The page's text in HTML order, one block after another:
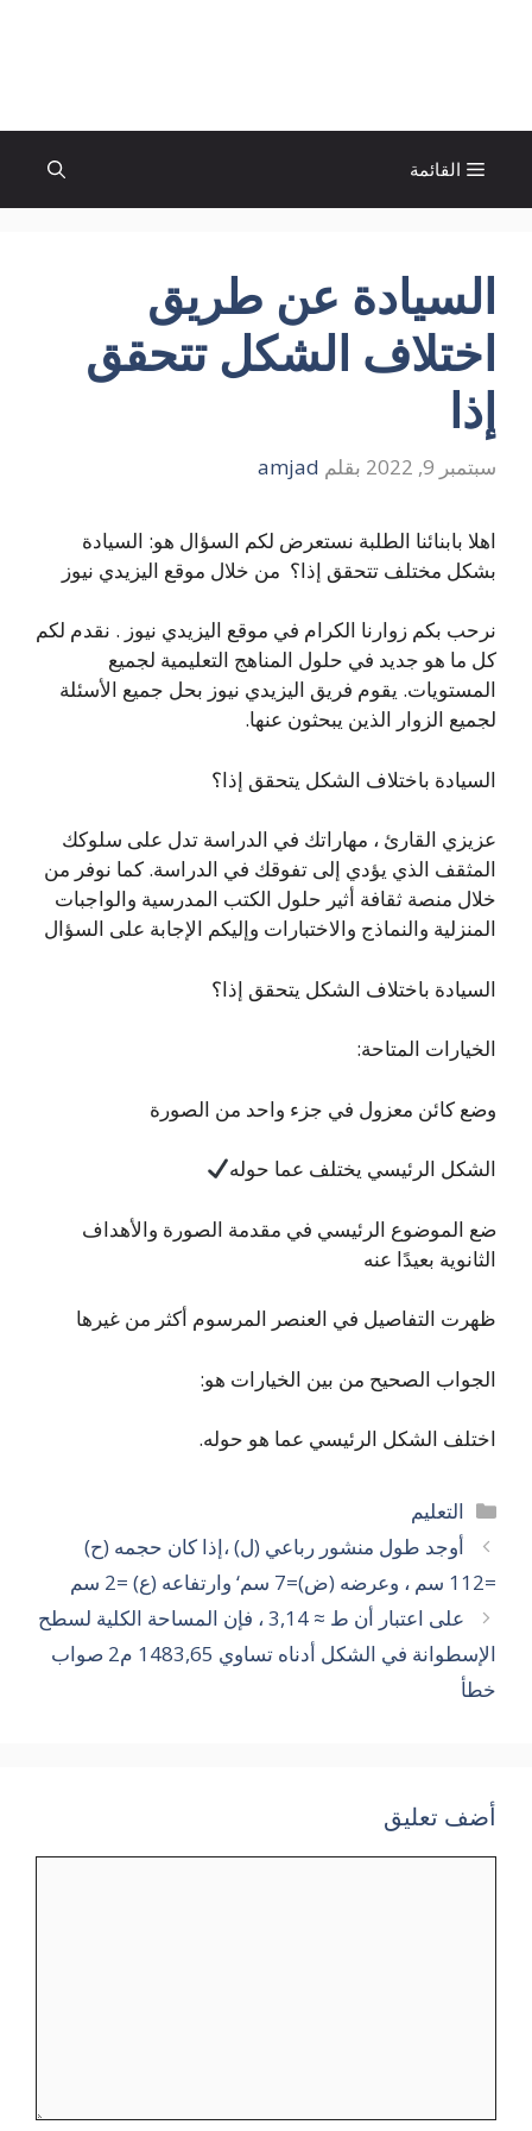
القائمة
السيادة عن طريق
اختلاف الشكل تتحقق
إذا
سبتمبر 9, 2022 بقلم amjad
اهلا بابنائنا الطلبة نستعرض لكم السؤال هو: السيادة
بشكل مختلف تتحقق إذا؟ من خلال موقع اليزيدي نيوز
نرحب بكم زوارنا الكرام في موقع اليزيدي نيوز . نقدم لكم
كل ما هو جديد في حلول المناهج التعليمية لجميع
المستويات. يقوم فريق اليزيدي نيوز بحل جميع الأسئلة
لجميع الزوار الذين يبحثون عنها.
السيادة باختلاف الشكل يتحقق إذا؟
عزيزي القارئ ، مهاراتك في الدراسة تدل على سلوكك
المثقف الذي يؤدي إلى تفوقك في الدراسة. كما نوفر من
خلال منصة ثقافة أثير حلول الكتب المدرسية والواجبات
المنزلية والنماذج والاختبارات وإليكم الإجابة على السؤال
السيادة باختلاف الشكل يتحقق إذا؟
الخيارات المتاحة:
وضع كائن معزول في جزء واحد من الصورة
الشكل الرئيسي يختلف عما حوله
ضع الموضوع الرئيسي في مقدمة الصورة والأهداف
الثانوية بعيدًا عنه
ظهرت التفاصيل في العنصر المرسوم أكثر من غيرها
الجواب الصحيح من بين الخيارات هو:
اختلف الشكل الرئيسي عما هو حوله.
التصنيفات
التعليم
أوجد طول منشور رباعي (ل) ،إذا كان حجمه (ح)
=112 سم ، وعرضه (ض)=7 سم‘ وارتفاعه (ع) =2 سم
على اعتبار أن ط ≈ 3,14 ، فإن المساحة الكلية لسطح
الإسطوانة في الشكل أدناه تساوي 1483,65 م2 صواب
خطأ
أضف تعليق